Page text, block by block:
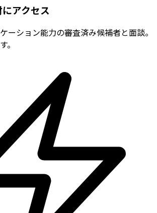
アクセス
ーション能力の審査済み候補者と面談。
。